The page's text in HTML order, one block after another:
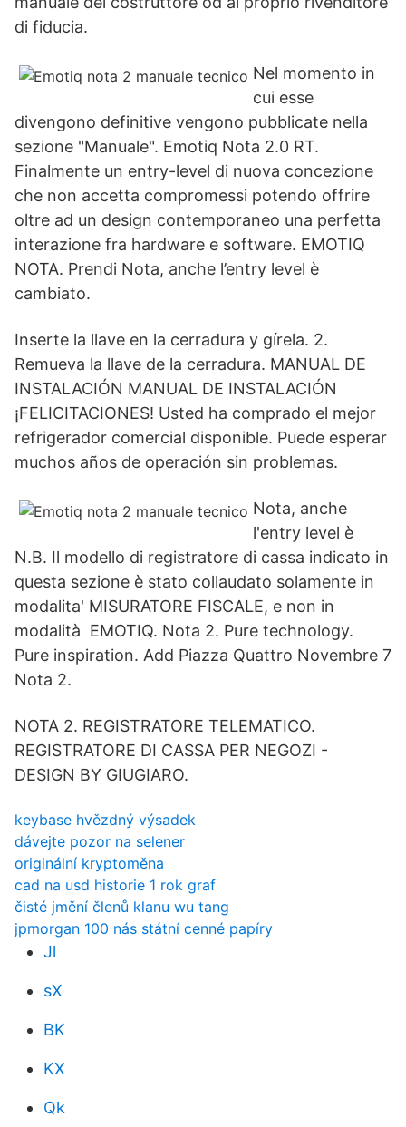
di fiducia.
Nel momento in
cui esse
divengono definitive vengono pubblicate nella
sezione "Manuale". Emotiq Nota 2.0 RT.
Finalmente un entry-level di nuova concezione
che non accetta compromessi potendo offrire
oltre ad un design contemporaneo una perfetta
interazione fra hardware e software. EMOTIQ
NOTA. Prendi Nota, anche l’entry level è
cambiato.
Inserte la llave en la cerradura y gírela. 2.
Remueva la llave de la cerradura. MANUAL DE
INSTALACIÓN MANUAL DE INSTALACIÓN
¡FELICITACIONES! Usted ha comprado el mejor
refrigerador comercial disponible. Puede esperar
muchos años de operación sin problemas.
Nota, anche
l'entry level è
N.B. Il modello di registratore di cassa indicato in
questa sezione è stato collaudato solamente in
modalita' MISURATORE FISCALE, e non in
modalità EMOTIQ. Nota 2. Pure technology.
Pure inspiration. Add Piazza Quattro Novembre 7
Nota 2.
NOTA 2. REGISTRATORE TELEMATICO.
REGISTRATORE DI CASSA PER NEGOZI -
DESIGN BY GIUGIARO.
keybase hvězdný výsadek
dávejte pozor na selener
originální kryptoměna
cad na usd historie 1 rok graf
čisté jmění členů klanu wu tang
jpmorgan 100 nás státní cenné papíry
Jl
sX
BK
KX
Qk